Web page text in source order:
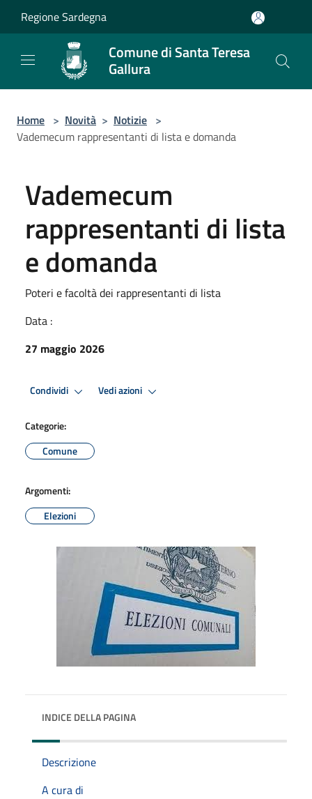
Regione Sardegna
Comune di Santa Teresa
Gallura
Home > Novità > Notizie >
Vademecum rappresentanti di lista e domanda
Vademecum
rappresentanti di lista
e domanda
Poteri e facoltà dei rappresentanti di lista
Data :
27 maggio 2026
Condividi Vedi azioni
Categorie:
Comune
Argomenti:
Elezioni
INDICE DELLA PAGINA
Descrizione
A cura di